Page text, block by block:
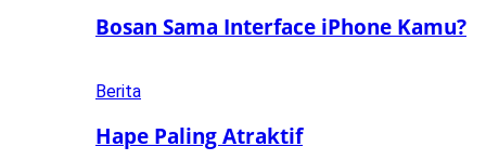
Bosan Sama Interface iPhone Kamu?
Berita
Hape Paling Atraktif